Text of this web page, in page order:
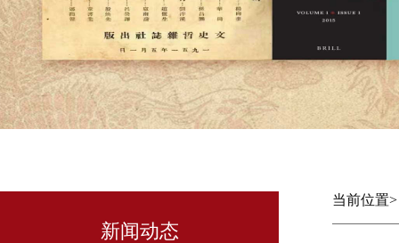
新闻动态
当前位置